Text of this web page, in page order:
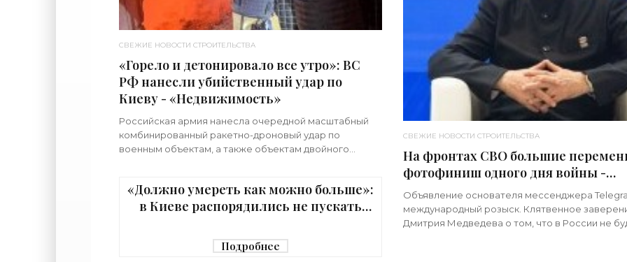
СВЕЖИЕ НОВОСТИ СТРОИТЕЛЬСТВА
«Горело и детонировало все утро»: ВС
РФ нанесли убийственный удар по
Киеву - «Недвижимость»
Российская армия нанесла очередной масштабный
комбинированный ракетно-дроновый удар по
военным объектам, а также объектам двойного
СВЕЖИЕ НОВОСТИ СТРОИТЕЛЬСТВА
На фронтах СВО большие
фотофиниш одного дня войны -
«Недвижимость»
Объявление основателя мессенджера
международный розыск. Клятвенное
Дмитрия Медведева о том, что в России не
«Должно умереть как можно больше»:
в Киеве распорядились не пускать
Подробнее